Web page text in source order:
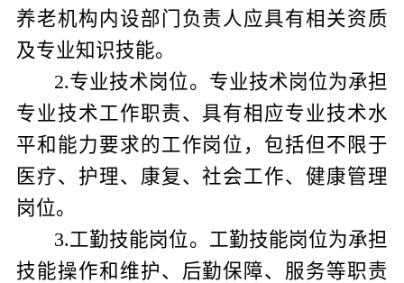
养老机构内设部门负责人应具有相关资质
及专业知识技能。
2.专业技术岗位。专业技术岗位为承担
专业技术工作职责、具有相应专业技术水
平和能力要求的工作岗位，包括但不限于
医疗、护理、康复、社会工作、健康管理
岗位。
3.工勤技能岗位。工勤技能岗位为承担
技能操作和维护、后勤保障、服务等职责